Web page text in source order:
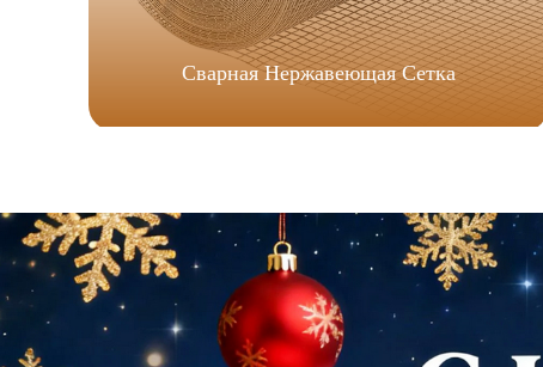
Сварная Нержавеющая Сетка